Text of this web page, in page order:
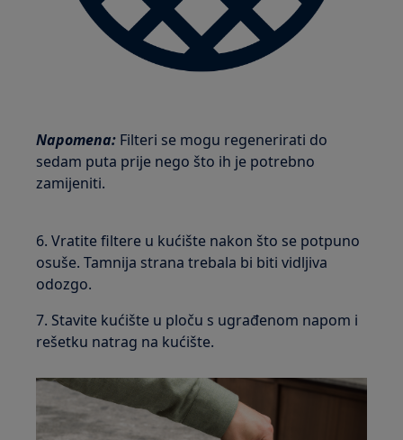
Napomena: Filteri se mogu regenerirati do
sedam puta prije nego što ih je potrebno
zamijeniti.
6. Vratite filtere u kućište nakon što se potpuno
osuše. Tamnija strana trebala bi biti vidljiva
odozgo.
7. Stavite kućište u ploču s ugrađenom napom i
rešetku natrag na kućište.